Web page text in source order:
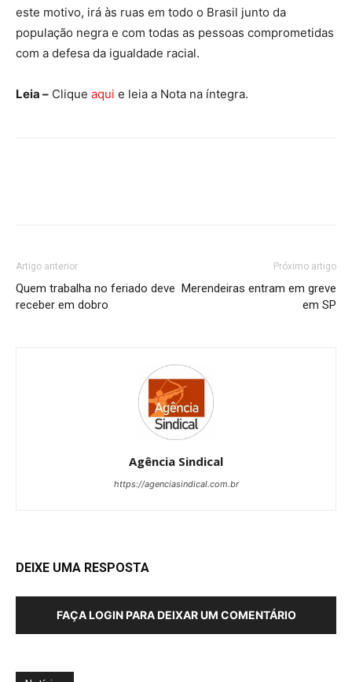
este motivo, irá às ruas em todo o Brasil junto da
população negra e com todas as pessoas comprometidas
com a defesa da igualdade racial.
Leia – Clique aqui e leia a Nota na íntegra.
Artigo anterior
Quem trabalha no feriado deve
receber em dobro
Próximo artigo
Merendeiras entram em greve
em SP
Agência Sindical
https://agenciasindical.com.br
DEIXE UMA RESPOSTA
FAÇA LOGIN PARA DEIXAR UM COMENTÁRIO